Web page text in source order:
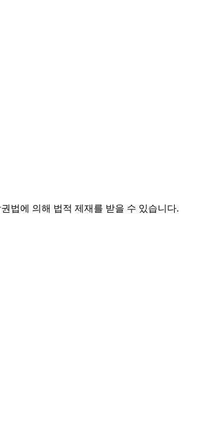
법에 의해 법적 제재를 받을 수 있습니다.